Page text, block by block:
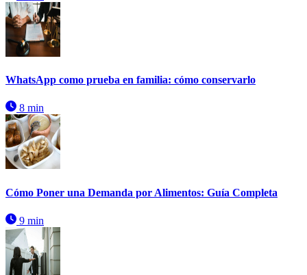
WhatsApp como prueba en familia: cómo conservarlo
8 min
Cómo Poner una Demanda por Alimentos: Guía Completa
9 min